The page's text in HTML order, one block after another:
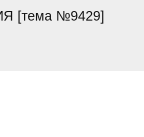
[тема №9429]